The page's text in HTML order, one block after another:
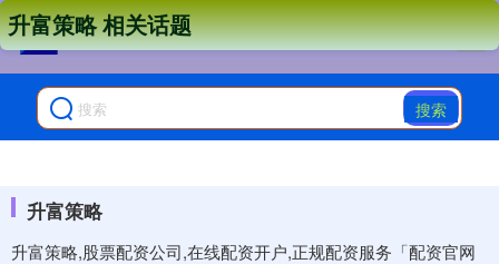
搜索
升富策略
升富策略,股票配资公司,在线配资开户,正规配资服务「配资官网
升富策略 相关话题